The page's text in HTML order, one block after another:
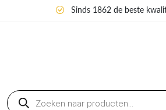
Sinds 1862 de beste
Producten
zoeken